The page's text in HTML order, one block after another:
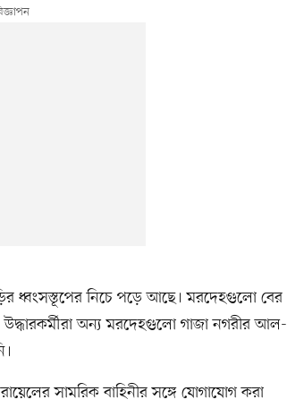
ধ্বংসস্তূপের নিচে পড়ে আছে। মরদেহগুলো বের
অন্য মরদেহগুলো গাজা নগরীর আল-
সামরিক বাহিনীর সঙ্গে যোগাযোগ করা